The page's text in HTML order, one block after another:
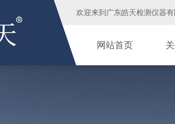
欢迎来到 广东皓天检测仪器有
网站首页